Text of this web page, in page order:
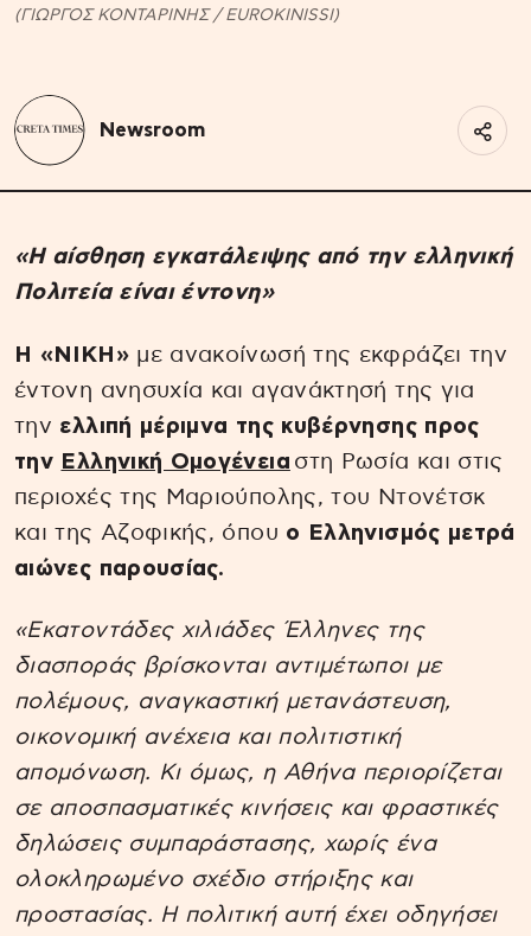
(ΓΙΩΡΓΟΣ ΚΟΝΤΑΡΙΝΗΣ / EUROKINISSI)
Newsroom
«Η αίσθηση εγκατάλειψης από την ελληνική
Πολιτεία είναι έντονη»
Η «ΝΙΚΗ»με ανακοίνωσή της εκφράζει την
έντονη ανησυχία και αγανάκτησή της για
την ελλιπή μέριμνα της κυβέρνησης προς
την Ελληνική Ομογένεια στη Ρωσία και στις
περιοχές της Μαριούπολης, του Ντονέτσκ
και της Αζοφικής, όπου ο Ελληνισμός μετρά
αιώνες παρουσίας.
«Εκατοντάδες χιλιάδες Έλληνες της
διασποράς βρίσκονται αντιμέτωποι με
πολέμους, αναγκαστική μετανάστευση,
οικονομική ανέχεια και πολιτιστική
απομόνωση. Κι όμως, η Αθήνα περιορίζεται
σε αποσπασματικές κινήσεις και φραστικές
δηλώσεις συμπαράστασης, χωρίς ένα
ολοκληρωμένο σχέδιο στήριξης και
προστασίας. Η πολιτική αυτή έχει οδηγήσει